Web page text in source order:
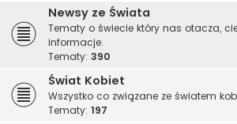
Newsy ze Świata
Tematy o świecie który nas otacza,
informacje.
Tematy: 390
Świat Kobiet
Wszystko co związane ze światem
Tematy: 197